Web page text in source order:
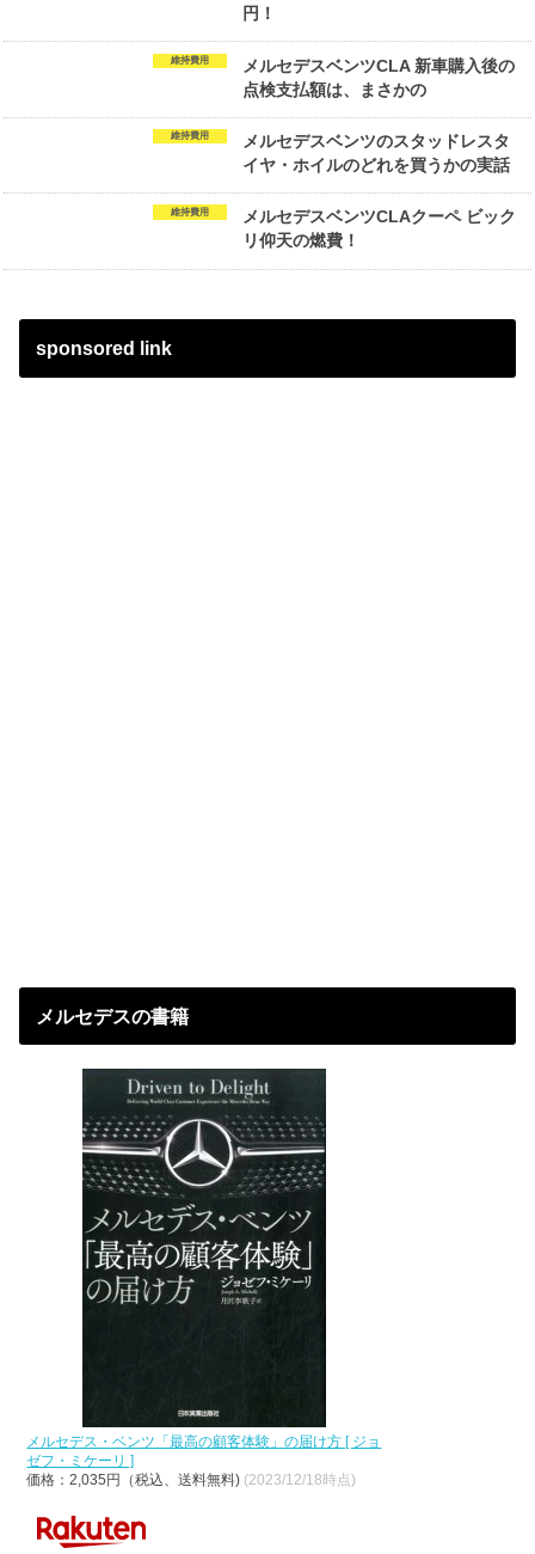
円！
維持費用
メルセデスベンツCLA 新車購入後の
点検支払額は、まさかの
維持費用
メルセデスベンツのスタッドレスタ
イヤ・ホイルのどれを買うかの実話
維持費用
メルセデスベンツCLAクーペ ビック
リ仰天の燃費！
sponsored link
メルセデスの書籍
メルセデス・ベンツ「最高の顧客体験」の届け方 [ ジョ
ゼフ・ミケーリ ]
価格：2,035円（税込、送料無料) (2023/12/18時点)